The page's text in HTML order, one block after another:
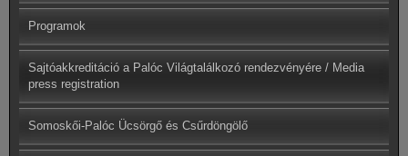
Programok
Sajtóakkreditáció a Palóc Világtalálkozó rendezvényére / Media
press registration
Somoskői-Palóc Ücsörgő és Csűrdöngölő